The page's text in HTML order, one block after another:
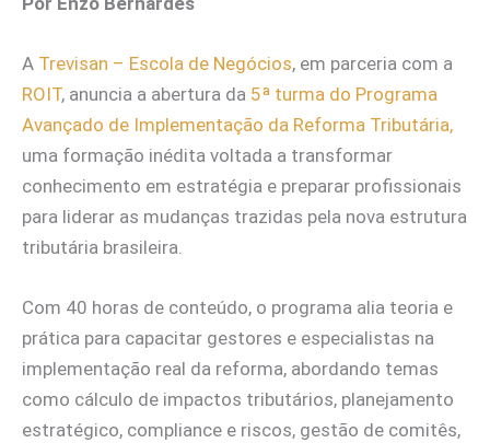
A Trevisan – Escola de Negócios, em parceria com a
ROIT, anuncia a abertura da 5ª turma do Programa
Avançado de Implementação da Reforma Tributária,
uma formação inédita voltada a transformar
conhecimento em estratégia e preparar profissionais
para liderar as mudanças trazidas pela nova estrutura
tributária brasileira.
Com 40 horas de conteúdo, o programa alia teoria e
prática para capacitar gestores e especialistas na
implementação real da reforma, abordando temas
como cálculo de impactos tributários, planejamento
estratégico, compliance e riscos, gestão de comitês,